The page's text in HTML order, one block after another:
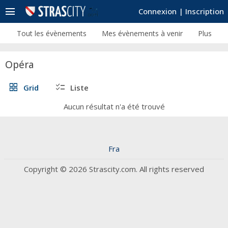
Connexion | Inscription
menu
Tout les évènements Mes évènements à venir Plus
Opéra
grid_view Grid checklist Liste
Aucun résultat n'a été trouvé
Fra
Copyright © 2026 Strascity.com. All rights reserved